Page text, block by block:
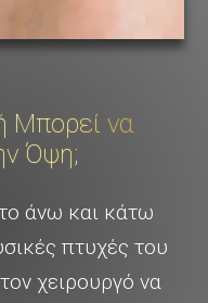
Μπορεί να
Όψη;
άνω και κάτω
πτυχές του
χειρουργό να